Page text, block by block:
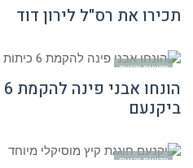
תכירו את רס"ל לירון דוד
חדשות יקנעם
ביקנעם
חדשות יקנעם